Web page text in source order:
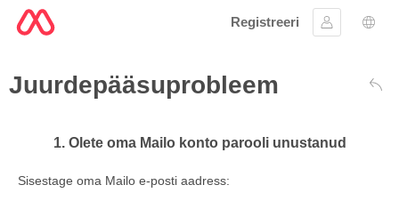
Registreeri
Logi sisse
Juurdepääsuprobleem
1. Olete oma Mailo konto parooli unustanud
Sisestage oma Mailo e-posti aadress: